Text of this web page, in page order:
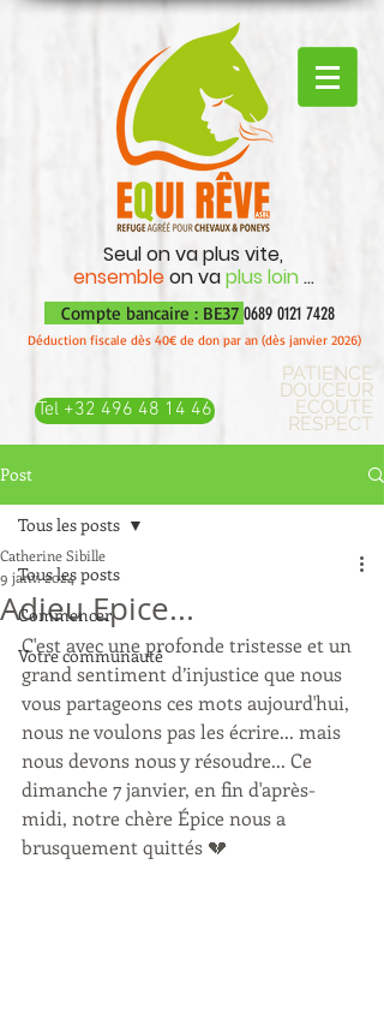
Seul on va plus vite,
ensembleon vaplus loin...
Compte bancaire : BE37 0689 0121 7428
Déduction fiscale dès 40€ de don par an (dès janvier 2026)
PATIENCE
DOUCEUR
ECOUTE
RESPECT
Tel +32 496 48 14 46
Post
Tous les posts
Commencer
Votre communauté
Tous les posts
Adieu Epice...
Catherine Sibille
9 janv. 2024
C'est avec une profonde tristesse et un
grand sentiment d’injustice que nous
vous partageons ces mots aujourd'hui,
nous ne voulons pas les écrire... mais
nous devons nous y résoudre... Ce
dimanche 7 janvier, en fin d'après-
midi, notre chère Épice nous a
brusquement quittés 💔